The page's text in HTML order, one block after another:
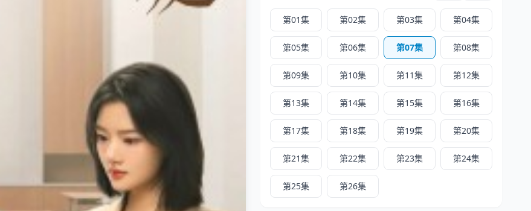
第01集 第02集 第03集 第04集
第05集 第06集 第07集 第08集
第09集 第10集 第11集 第12集
第13集 第14集 第15集 第16集
第17集 第18集 第19集 第20集
第21集 第22集 第23集 第24集
第25集 第26集